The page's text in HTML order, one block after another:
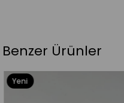
Benzer Ürünler
Yeni